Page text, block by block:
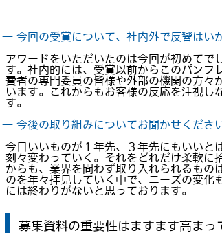
― 今回の受賞について、社内外で反響はい
アワードをいただいたのは今回が初めてで
す。社内的には、受賞以前からこのパンフ
費者の専門委員の皆様や外部の機関の方々
います。これからもお客様の反応を注視し
す。
― 今後の取り組みについてお聞かせください
今日いいものが１年先、３年先にもいいと
刻々変わっていく。それをどれだけ柔軟に
からも、業界を問わず取り入れられるもの
のを年々拝見していく中で、ニーズの変化
には終わりがないと思っております。
募集資料の重要性はますます高まっ